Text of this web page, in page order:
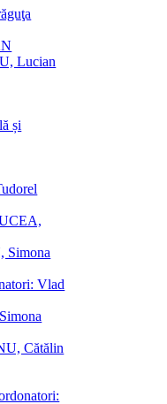
Lucian
și
Simona
Vlad
Cătălin